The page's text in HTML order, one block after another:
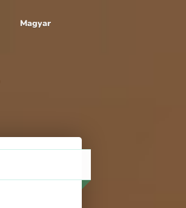
Magyar